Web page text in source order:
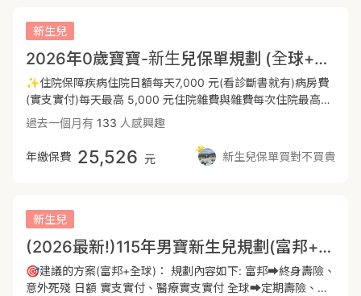
止。---📢請注意，保險的費率跟年紀有關，請記得變更上面
的數值，來取得正確投保試算。---目前是市面上保單搭配🗝️
密碼🔐如果要XHD+XHO組合50萬實支：已經幫各位整理出來
囉：📝XHD 1+XHO4A組合：適合0-10歲小朋友費率最佳📝
XHD2+XHO3B組合：適合10-50歲之所有排列組合CP高📝
*50歲以上建議：搭配新光U5或富邦HSV📝新光U5+全球
XHP：無論年紀大小各家排列實支雜費30萬📢最優惠首選🚀
(精打細算諮詢我，帶你瞭解差異）📽️同場加映：🏆2026🔥成
人高CP🐼保單
https://finfo.tw/assortments/c332775d322e93e8👨🏻‍🦳超高齡
社會的一生懸命長照險：
https://finfo.tw/assortments/4b0e11ee25687355終身醫療
險：https://finfo.tw/assortments/06438d1c5d34e169---
📕PanPan🐼保險福潘達📕優質保障直送到家🚀📕台中出發
期！ 🔺新生兒自費檢查：若寶寶身體沒太大狀況，建議過了
保險等待期30-90天後，再進一步檢查～ 🔺週期需達37週及
體重滿2500克以上
時，醫療花費的問題 1、意外失能 富邦ADG 100萬， 2、意外
✨重大傷病險，除癌症之外另包含300多項疾病，領到重大傷
病卡，見卡就賠，認定快速，作為確診當下的一筆緊急醫療金
推薦規劃 全球DCE+XDE 100萬 ， 業界保費最便宜，罹患慢性
精神病理賠不打折，規劃在全球CP值較高。 ✨癌症一次金，
癌症好發率高，可針對癌症，再單獨拉高保額推薦規劃 全球
XCF 200萬 癌症一次金，可與重大傷病險一同規劃在全球，
可節省再多規劃一間的主約成本以上配置可以做到醫療實支實
命到來的同時，由於家庭責任的改變，也別忘檢視父母自身的
保障內容是否完整， 優先做好經濟支柱的保障，才是對整個家
庭最好的保護傘。
新生兒
2026年0歲寶寶-新生兒保單規劃 (全球+遠雄)
✨住院保障疾病住院日額每天7,000 元(看診斷書就有)病房費
(實支實付)每天最高 5,000 元住院雜費與雜費每次住院最高
(實支實付) 50 萬門診手術(實支實付)最高6萬(限健保手術篇章
227/3343章節)一年限8次.✨意外保障意外住院日額每天
8,000 元(看診斷書就有)意外實支實付每次意外最高 10 萬(意
外門診/急診/手術/住院可賠)意外失能一次金最高400 萬意外
亞斯伯格症/洗腎)重大傷病一次金(含癌症等22大項原因拿
17,800 元(看診斷書就有)輕度癌症一次金 109 萬重度癌症一
次金 560 萬特定癌症一次金 300 萬癌症手術(最高) 18 萬癌症
門診治療/每次 3,600 元放射線治療(最高) 3,600 元化學治療
過去一個月有 133 人感興趣
年繳保費 25,526 元 新生兒保單買對不買貴
新生兒
(2026最新!)115年男寶新生兒規劃(富邦+全球)
🎯建議的方案(富邦+全球)： 規劃內容如下: 富邦➡️終身壽險、
意外死殘 日額 實支實付、醫療實支實付 全球➡️定期壽險、定